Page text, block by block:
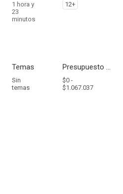
1 hora y
23
minutos
12+
Temas
Sin
temas
Presupuesto - Ingresos
$0 -
$1.067.037